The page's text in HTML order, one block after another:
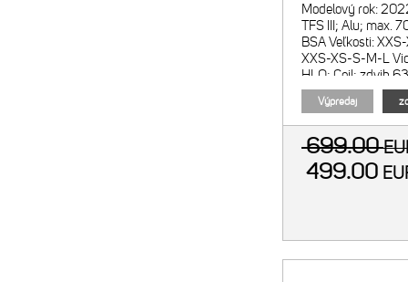
Modelový rok:
TFS III; Alu; max.
BSA Veľkosti:
XXS-XS-S-M-L
HLO; Coil; zdvih
Počet prevodov: 3
Výpredaj
699.00
499.00